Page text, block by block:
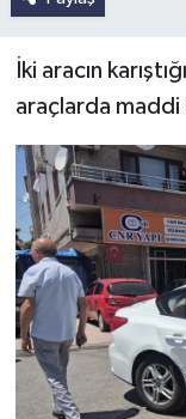
İki aracın
araçlarda maddi